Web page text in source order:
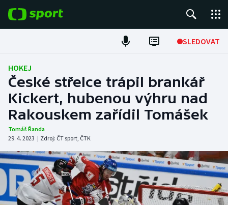
SLEDOVAT
Fotbal
Hokej
Tenis
Atletika
Cyklistika
DALŠÍ SPORTY
HOKEJ
České střelce trápil brankář
Kickert, hubenou výhru nad
Rakouskem zařídil Tomášek
Tomáš Řanda
29. 4. 2023 | Zdroj: ČT sport, ČTK